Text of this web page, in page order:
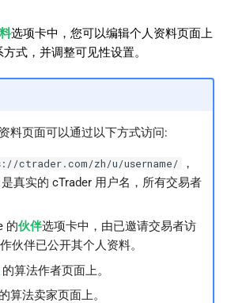
العربية
Melayu
Tiếng Việt
한국어
日本語
选项
选项卡中，您可以编辑个人资料页面上
式，并调整可见性设置。
料页面可以通过以下方式访问:
ctrader.com/zh/u/username/
，
是真实的 cTrader 用户名，所有交易者
的伙伴选项卡中，由已邀请交易者访
伙伴已公开其个人资料。
的算法作者页面上。
的算法卖家页面上。